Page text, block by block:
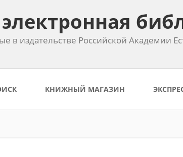
в издательстве Российской Академии
КНИЖНЫЙ МАГАЗИН